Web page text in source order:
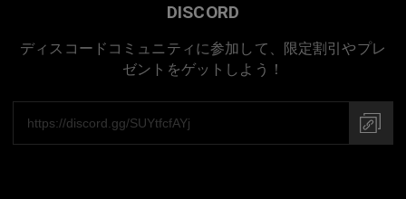
DISCORD
ディスコードコミュニティに参加して、限定割引やプレ
ゼントをゲットしよう！